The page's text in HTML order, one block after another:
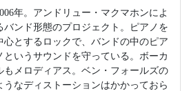
年。アンドリュー・マクマホンによ
バンド形態のプロジェクト。ピアノを
心とするロックで、バンドの中のピア
というサウンドを守っている。ボーカ
もメロディアス。ベン・フォールズの
うなディストーションはかかっておら